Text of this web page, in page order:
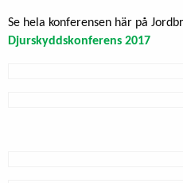
Se hela konferensen här på
Djurskyddskonferens 2017